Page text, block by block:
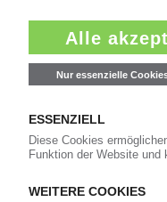
Das große
hier Kunden und
Dienstleistungen!
verzeichnet – Sie auch?
Produkt- und